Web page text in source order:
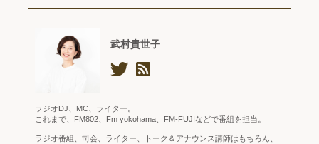
武村貴世子
ラジオDJ、MC、ライター。
これまで、FM802、Fm yokohama、FM-FUJIなどで番組を担当。
ラジオ番組、司会、ライター、トーク＆アナウンス講師はもちろん、